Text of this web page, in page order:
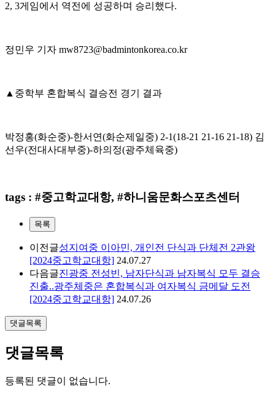
2, 3게임에서 역전에 성공하며 승리했다.
정민우 기자 mw8723@badmintonkorea.co.kr
▲ 중학부 혼합복식 결승전 경기 결과
박정홍(화순중)-한서연(화순제일중) 2-1(18-21 21-16 21-18) 김
선우(전대사대부중)-하의정(광주체육중)
tags : #중고학교대항, #하니움문화스포츠센터
목록
이전글성지여중 이아민, 개인전 단식과 단체전 2관왕
[2024중고학교대항] 24.07.27
다음글진광중 전성빈, 남자단식과 남자복식 모두 결승
진출..광주체중은 혼합복식과 여자복식 금메달 도전
[2024중고학교대항] 24.07.26
댓글목록
댓글목록
등록된 댓글이 없습니다.